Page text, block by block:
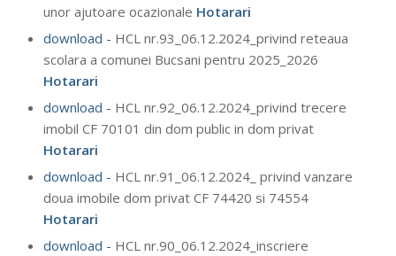
unor ajutoare ocazionale Hotarari
download - HCL nr.93_06.12.2024_privind reteaua
scolara a comunei Bucsani pentru 2025_2026
Hotarari
download - HCL nr.92_06.12.2024_privind trecere
imobil CF 70101 din dom public in dom privat
Hotarari
download - HCL nr.91_06.12.2024_ privind vanzare
doua imobile dom privat CF 74420 si 74554
Hotarari
download - HCL nr.90_06.12.2024_inscriere